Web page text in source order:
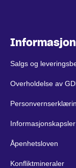
Informasjon
Salgs og
Overholdelse av
Informasjonskapsler
Åpenhetsloven
Konfliktmineraler